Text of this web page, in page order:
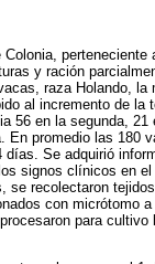
y ración
raza Holando,
al incremento de la
56 en la segunda,
promedio las 180
Se adquirió
signos clínicos en
recolectaron
con micrótomo
para